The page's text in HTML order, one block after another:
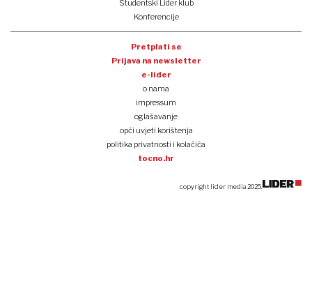
Studentski Lider klub
Konferencije
Pretplati se
Prijava na newsletter
e-lider
o nama
impressum
oglašavanje
opći uvjeti korištenja
politika privatnosti i kolačića
tocno.hr
copyright lider media 2025.